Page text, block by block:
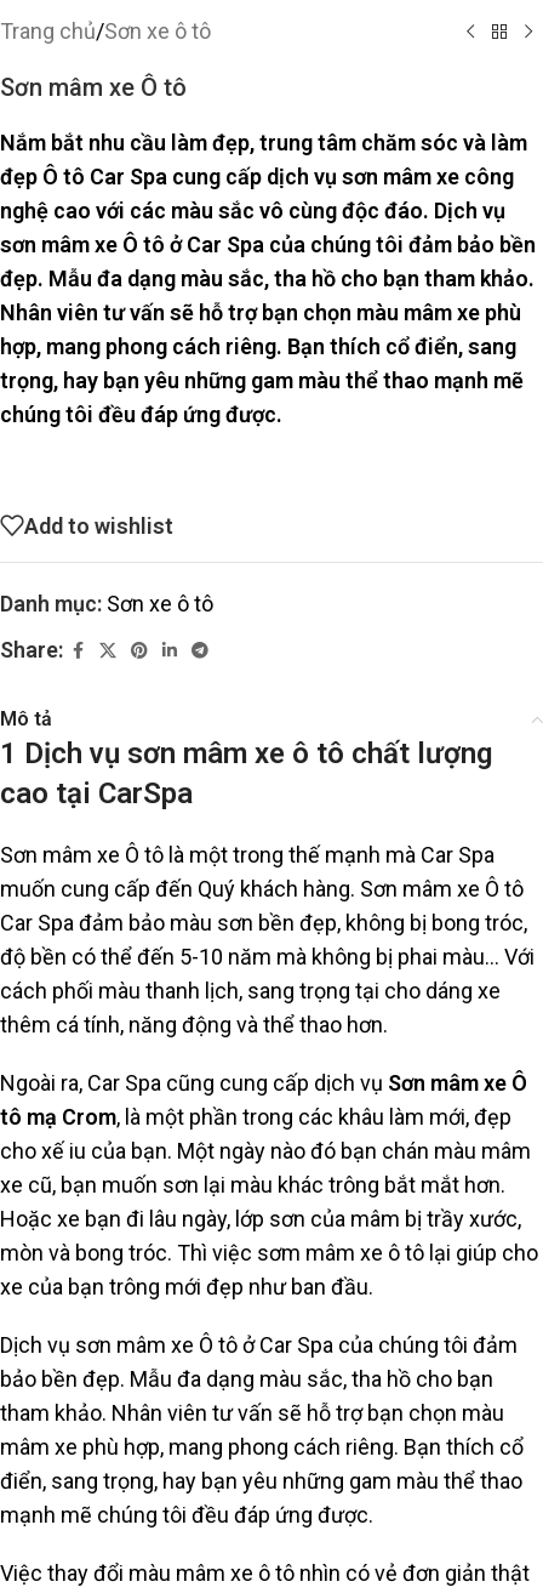
Trang chủ/Sơn xe ô tô
Sơn mâm xe Ô tô
Nắm bắt nhu cầu làm đẹp, trung tâm chăm sóc và làm
đẹp Ô tô Car Spa cung cấp dịch vụ sơn mâm xe công
nghệ cao với các màu sắc vô cùng độc đáo. Dịch vụ
sơn mâm xe Ô tô ở Car Spa của chúng tôi đảm bảo bền
đẹp. Mẫu đa dạng màu sắc, tha hồ cho bạn tham khảo.
Nhân viên tư vấn sẽ hỗ trợ bạn chọn màu mâm xe phù
hợp, mang phong cách riêng. Bạn thích cổ điển, sang
trọng, hay bạn yêu những gam màu thể thao mạnh mẽ
chúng tôi đều đáp ứng được.
Add to wishlist
Danh mục: Sơn xe ô tô
Share:
Mô tả
1 Dịch vụ sơn mâm xe ô tô chất lượng
cao tại CarSpa
Sơn mâm xe Ô tô là một trong thế mạnh mà Car Spa
muốn cung cấp đến Quý khách hàng. Sơn mâm xe Ô tô
Car Spa đảm bảo màu sơn bền đẹp, không bị bong tróc,
độ bền có thể đến 5-10 năm mà không bị phai màu… Với
cách phối màu thanh lịch, sang trọng tại cho dáng xe
thêm cá tính, năng động và thể thao hơn.
Ngoài ra, Car Spa cũng cung cấp dịch vụ Sơn mâm xe Ô
tô mạ Crom, là một phần trong các khâu làm mới, đẹp
cho xế iu của bạn. Một ngày nào đó bạn chán màu mâm
xe cũ, bạn muốn sơn lại màu khác trông bắt mắt hơn.
Hoặc xe bạn đi lâu ngày, lớp sơn của mâm bị trầy xước,
mòn và bong tróc. Thì việc sơm mâm xe ô tô lại giúp cho
xe của bạn trông mới đẹp như ban đầu.
Dịch vụ sơn mâm xe Ô tô ở Car Spa của chúng tôi đảm
bảo bền đẹp. Mẫu đa dạng màu sắc, tha hồ cho bạn
tham khảo. Nhân viên tư vấn sẽ hỗ trợ bạn chọn màu
mâm xe phù hợp, mang phong cách riêng. Bạn thích cổ
điển, sang trọng, hay bạn yêu những gam màu thể thao
mạnh mẽ chúng tôi đều đáp ứng được.
Việc thay đổi màu mâm xe ô tô nhìn có vẻ đơn giản thật